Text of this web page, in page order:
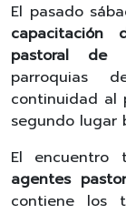
El pasado
capacitación
pastoral de
parroquias
continuidad al
segundo lugar
El encuentro
agentes
contiene los